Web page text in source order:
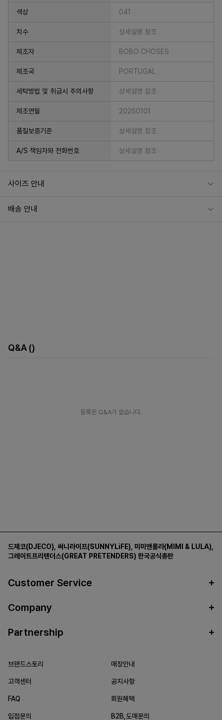
색상 041
치수 상세설명 참조
제조자 BOBO CHOSES
제조국 PORTUGAL
세탁방법 및 취급시 주의사항 상세설명 참조
제조연월 20260101
품질보증기준 상세설명 참조
A/S 책임자와 전화번호 상세설명 참조
사이즈 안내
배송 안내
Q&A ()
등록된 Q&A가 없습니다.
드제코(DJECO) 써니라이프(SUNNYLiFE) 미미앤룰라(MIMI & LULA)
그레이트프리텐더스(GREAT PRETENDERS) 한국공식총판
Customer Service
Company
Partnership
브랜드스토리 매장안내
고객센터 공지사항
FAQ 회원혜택
입점문의 B2B,도매문의